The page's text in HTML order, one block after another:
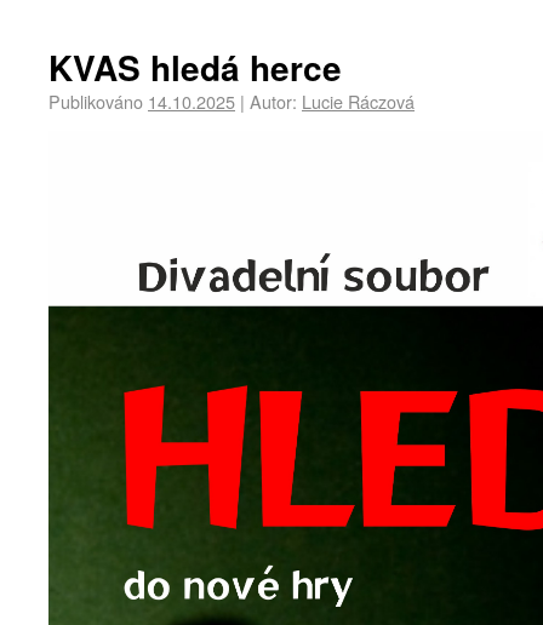
KVAS hledá herce
Publikováno 14.10.2025 | Autor: Lucie Ráczová